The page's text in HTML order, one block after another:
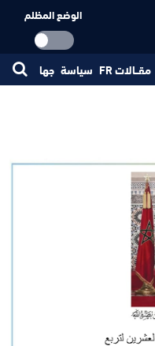
الوضع المظلم
مقــالات FR سياسة جهات